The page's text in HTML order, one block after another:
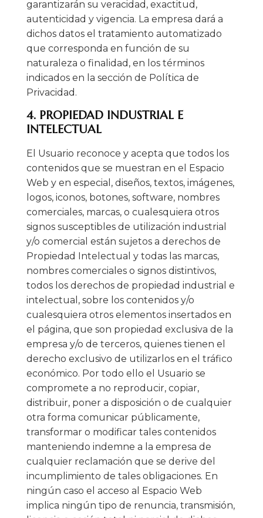
garantizarán su veracidad, exactitud,
autenticidad y vigencia. La empresa dará a
dichos datos el tratamiento automatizado
que corresponda en función de su
naturaleza o finalidad, en los términos
indicados en la sección de Política de
Privacidad.
4. PROPIEDAD INDUSTRIAL E
INTELECTUAL
El Usuario reconoce y acepta que todos los
contenidos que se muestran en el Espacio
Web y en especial, diseños, textos, imágenes,
logos, iconos, botones, software, nombres
comerciales, marcas, o cualesquiera otros
signos susceptibles de utilización industrial
y/o comercial están sujetos a derechos de
Propiedad Intelectual y todas las marcas,
nombres comerciales o signos distintivos,
todos los derechos de propiedad industrial e
intelectual, sobre los contenidos y/o
cualesquiera otros elementos insertados en
el página, que son propiedad exclusiva de la
empresa y/o de terceros, quienes tienen el
derecho exclusivo de utilizarlos en el tráfico
económico. Por todo ello el Usuario se
compromete a no reproducir, copiar,
distribuir, poner a disposición o de cualquier
otra forma comunicar públicamente,
transformar o modificar tales contenidos
manteniendo indemne a la empresa de
cualquier reclamación que se derive del
incumplimiento de tales obligaciones. En
ningún caso el acceso al Espacio Web
implica ningún tipo de renuncia, transmisión,